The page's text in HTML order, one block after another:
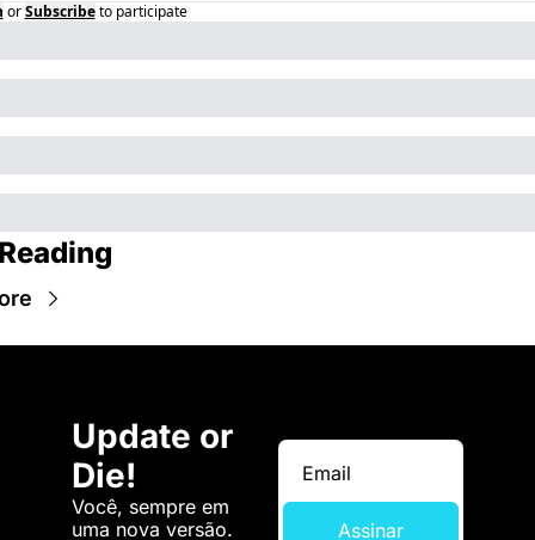
or Subscribe to participate
Update or
Die!
Você, sempre em
uma nova versão.
Assinar